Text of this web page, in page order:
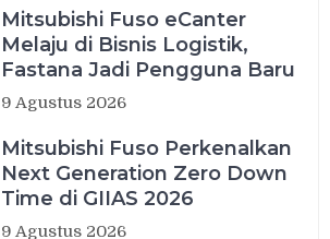
Mitsubishi Fuso eCanter
Melaju di Bisnis Logistik,
Fastana Jadi Pengguna Baru
9 Agustus 2026
Mitsubishi Fuso Perkenalkan
Next Generation Zero Down
Time di GIIAS 2026
9 Agustus 2026